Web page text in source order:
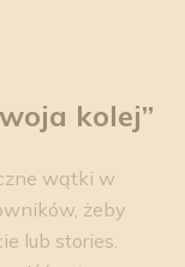
kolej”
wątki w
żeby
lub stories.